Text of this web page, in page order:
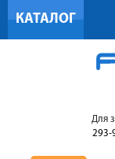
КАТАЛОГ
Для
293-